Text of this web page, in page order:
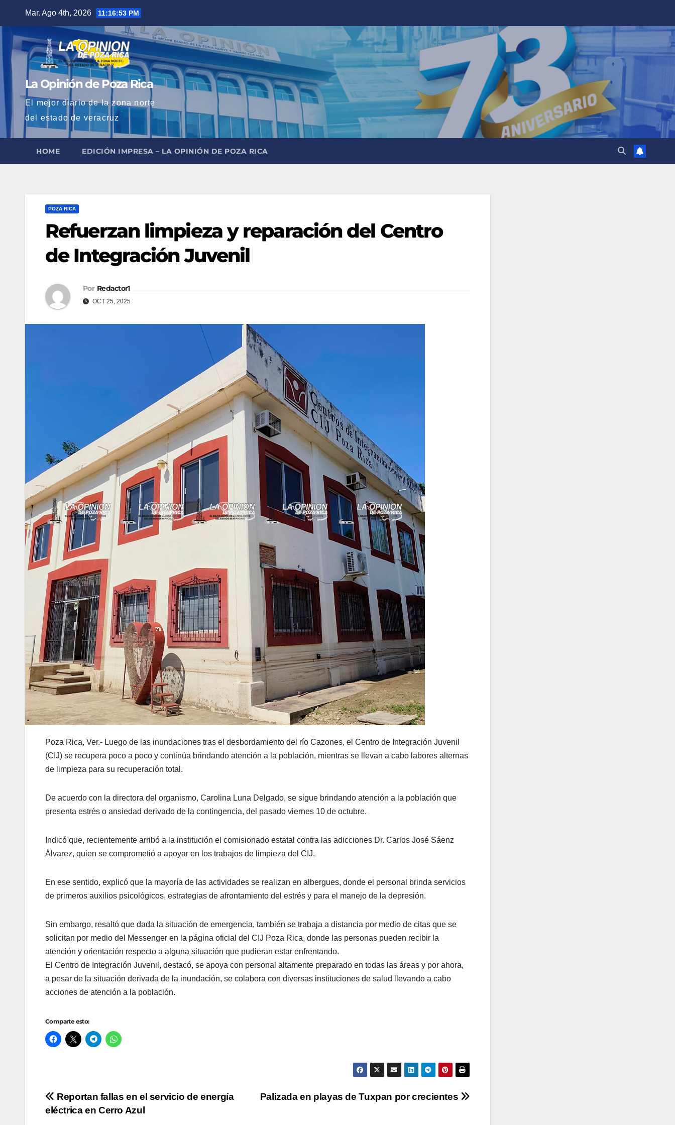
contenido
Mar. Ago 4th, 2026 11:16:54 PM
La Opinión de Poza Rica
El mejor diario de la zona norte
del estado de veracruz
HOME EDICIÓN IMPRESA – LA OPINIÓN DE POZA RICA
POZA RICA
Refuerzan limpieza y reparación del Centro
de Integración Juvenil
Por Redactor1
OCT 25, 2025
Poza Rica, Ver.- Luego de las inundaciones tras el desbordamiento del río Cazones, el Centro de Integración Juvenil
(CIJ) se recupera poco a poco y continúa brindando atención a la población, mientras se llevan a cabo labores alternas
de limpieza para su recuperación total.
De acuerdo con la directora del organismo, Carolina Luna Delgado, se sigue brindando atención a la población que
presenta estrés o ansiedad derivado de la contingencia, del pasado viernes 10 de octubre.
Indicó que, recientemente arribó a la institución el comisionado estatal contra las adicciones Dr. Carlos José Sáenz
Álvarez, quien se comprometió a apoyar en los trabajos de limpieza del CIJ.
En ese sentido, explicó que la mayoría de las actividades se realizan en albergues, donde el personal brinda servicios
de primeros auxilios psicológicos, estrategias de afrontamiento del estrés y para el manejo de la depresión.
Sin embargo, resaltó que dada la situación de emergencia, también se trabaja a distancia por medio de citas que se
solicitan por medio del Messenger en la página oficial del CIJ Poza Rica, donde las personas pueden recibir la
atención y orientación respecto a alguna situación que pudieran estar enfrentando.
El Centro de Integración Juvenil, destacó, se apoya con personal altamente preparado en todas las áreas y por ahora,
a pesar de la situación derivada de la inundación, se colabora con diversas instituciones de salud llevando a cabo
acciones de atención a la población.
Comparte esto:
Navegación
Palizada en playas de Tuxpan por crecientes
Reportan fallas en el servicio de energía
eléctrica en Cerro Azul